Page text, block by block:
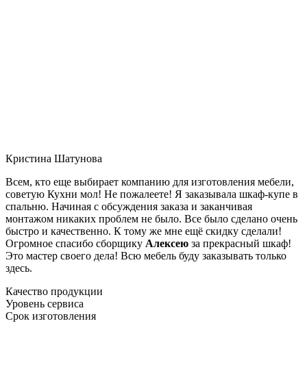
Кристина Шатунова
Всем, кто еще выбирает компанию для изготовления мебели,
советую Кухни мол! Не пожалеете! Я заказывала шкаф-купе в
спальню. Начиная с обсуждения заказа и заканчивая
монтажом никаких проблем не было. Все было сделано очень
быстро и качественно. К тому же мне ещё скидку сделали!
Огромное спасибо сборщику Алексею за прекрасный шкаф!
Это мастер своего дела! Всю мебель буду заказывать только
здесь.
Качество продукции
Уровень сервиса
Срок изготовления